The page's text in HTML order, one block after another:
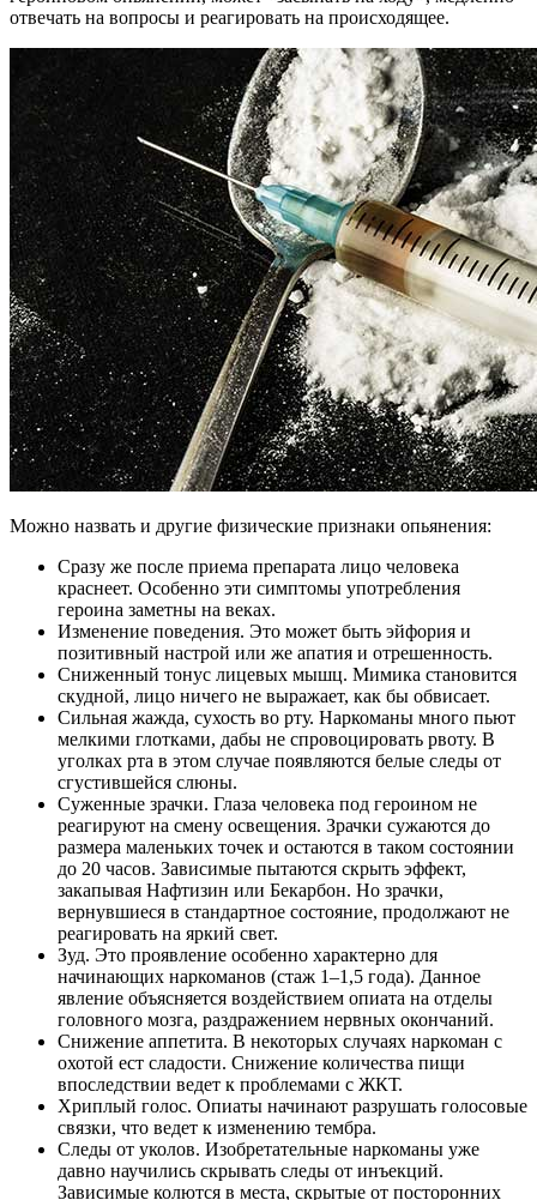
отвечать на вопросы и реагировать на происходящее.
Можно назвать и другие физические признаки опьянения:
Сразу же после приема препарата лицо человека
краснеет. Особенно эти симптомы употребления
героина заметны на веках.
Изменение поведения. Это может быть эйфория и
позитивный настрой или же апатия и отрешенность.
Сниженный тонус лицевых мышц. Мимика становится
скудной, лицо ничего не выражает, как бы обвисает.
Сильная жажда, сухость во рту. Наркоманы много пьют
мелкими глотками, дабы не спровоцировать рвоту. В
уголках рта в этом случае появляются белые следы от
сгустившейся слюны.
Суженные зрачки. Глаза человека под героином не
реагируют на смену освещения. Зрачки сужаются до
размера маленьких точек и остаются в таком состоянии
до 20 часов. Зависимые пытаются скрыть эффект,
закапывая Нафтизин или Бекарбон. Но зрачки,
вернувшиеся в стандартное состояние, продолжают не
реагировать на яркий свет.
Зуд. Это проявление особенно характерно для
начинающих наркоманов (стаж 1–1,5 года). Данное
явление объясняется воздействием опиата на отделы
головного мозга, раздражением нервных окончаний.
Снижение аппетита. В некоторых случаях наркоман с
охотой ест сладости. Снижение количества пищи
впоследствии ведет к проблемами с ЖКТ.
Хриплый голос. Опиаты начинают разрушать голосовые
связки, что ведет к изменению тембра.
Следы от уколов. Изобретательные наркоманы уже
давно научились скрывать следы от инъекций.
Зависимые колются в места, скрытые от посторонних